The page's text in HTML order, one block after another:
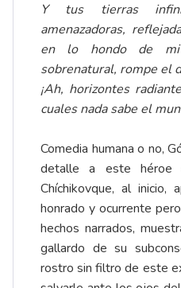
Y tus tierras
amenazadoras,
en lo hondo de mi
sobrenatural, rompe el
¡Ah, horizontes
cuales nada sabe el
Comedia humana o no,
detalle a este héroe
Chíchikovque, al inicio,
honrado y ocurrente
hechos narrados,
gallardo de su
rostro sin filtro de este